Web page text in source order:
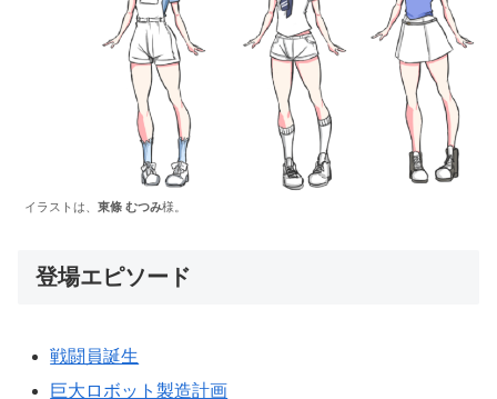
イラストは、 東條 むつみ様。
登場エピソード
戦闘員誕生
巨大ロボット製造計画